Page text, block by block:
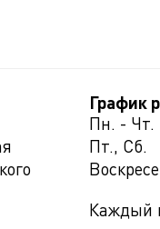
График
Пн. - Чт.
Пт., Сб.
Каждый